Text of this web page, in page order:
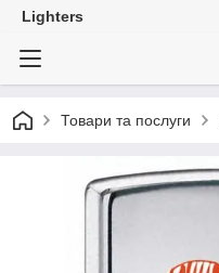
Lighters
Товари та послуги